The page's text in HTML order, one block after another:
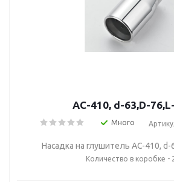
AC-410, d-63,D-
Много
Насадка на глушитель AC-410, d-
Количество в коробке -